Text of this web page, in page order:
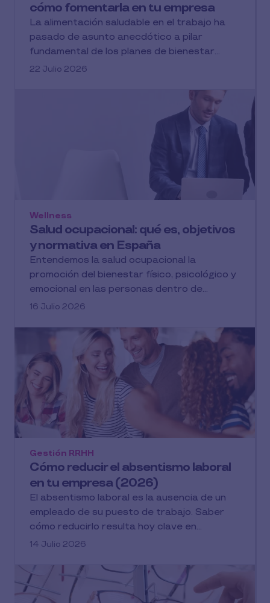
cómo fomentarla en tu empresa
La alimentación saludable en el trabajo ha
pasado de asunto anecdótico a pilar
fundamental de los planes de bienestar...
22 Julio 2026
Salud ocupacional: qué es, objetivos
y normativa en España
Wellness
Entendemos la salud ocupacional la
promoción del bienestar físico, psicológico y
emocional en las personas dentro de...
16 Julio 2026
Cómo reducir el absentismo laboral
en tu empresa (2026)
Gestión RRHH
El absentismo laboral es la ausencia de un
empleado de su puesto de trabajo. Saber
cómo reducirlo resulta hoy clave en...
14 Julio 2026